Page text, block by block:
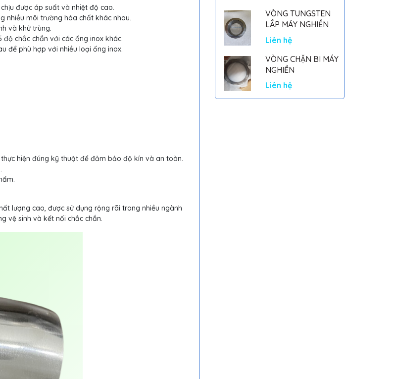
được áp suất và nhiệt độ cao.
nhiều môi trường hóa chất khác nhau.
và khử trùng.
chắc chắn với các ống inox khác.
để phù hợp với nhiều loại ống inox.
hiện đúng kỹ thuật để đảm bảo độ kín và an toàn.
lượng cao, được sử dụng rộng rãi trong nhiều ngành
vệ sinh và kết nối chắc chắn.
VÒNG TUNGSTEN
LẮP MÁY NGHIỀN
Liên hệ
VÒNG CHẶN BI MÁY
NGHIỀN
Liên hệ